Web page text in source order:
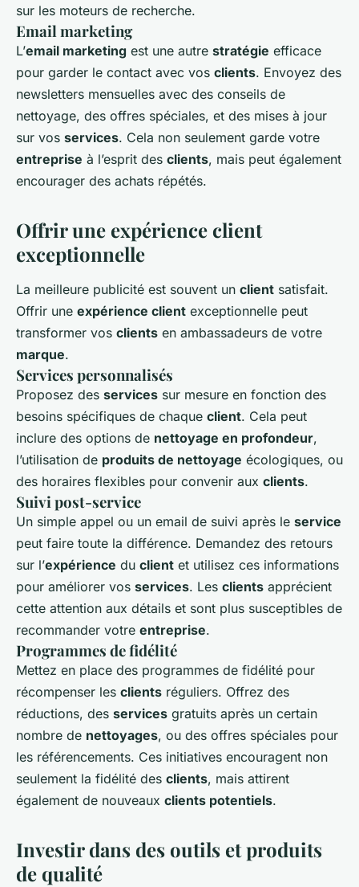
sur les moteurs de recherche.
Email marketing
L’email marketing est une autre stratégie efficace
pour garder le contact avec vos clients. Envoyez des
newsletters mensuelles avec des conseils de
nettoyage, des offres spéciales, et des mises à jour
sur vos services. Cela non seulement garde votre
entreprise à l’esprit des clients, mais peut également
encourager des achats répétés.
Offrir une expérience client
exceptionnelle
La meilleure publicité est souvent un client satisfait.
Offrir une expérience client exceptionnelle peut
transformer vos clients en ambassadeurs de votre
marque.
Services personnalisés
Proposez des services sur mesure en fonction des
besoins spécifiques de chaque client. Cela peut
inclure des options de nettoyage en profondeur,
l’utilisation de produits de nettoyage écologiques, ou
des horaires flexibles pour convenir aux clients.
Suivi post-service
Un simple appel ou un email de suivi après le service
peut faire toute la différence. Demandez des retours
sur l’expérience du client et utilisez ces informations
pour améliorer vos services. Les clients apprécient
cette attention aux détails et sont plus susceptibles de
recommander votre entreprise.
Programmes de fidélité
Mettez en place des programmes de fidélité pour
récompenser les clients réguliers. Offrez des
réductions, des services gratuits après un certain
nombre de nettoyages, ou des offres spéciales pour
les référencements. Ces initiatives encouragent non
seulement la fidélité des clients, mais attirent
également de nouveaux clients potentiels.
Investir dans des outils et produits
de qualité